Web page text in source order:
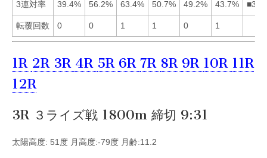
3連対率 39.4% 56.2% 63.4% 50.7% 49.2% 43.7%
転覆回数 0 0 1 1 0 1
1R 2R 3R 4R 5R 6R 7R 8R 9R 10R 11R
12R
3R ３ライズ戦 1800m 締切 9:31
太陽高度: 51度 月高度:-79度 月齢:11.2